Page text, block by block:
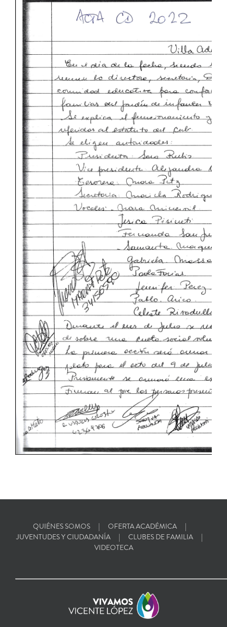
QUIÉNES SOMOS
OFERTA ACADÉMICA
JUVENTUDES Y CIUDADANÍA
CLUBES DE FAMILIA
VIDEOTECA